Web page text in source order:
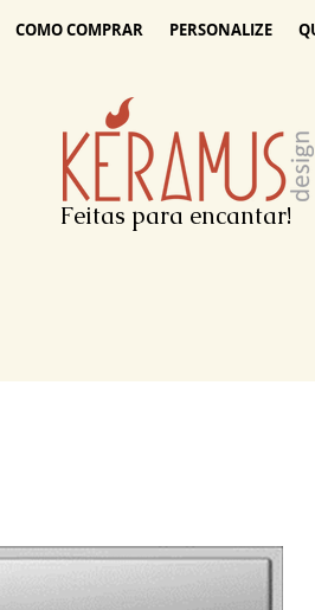
COMO COMPRAR PERSONALIZE
Feitas para encantar!